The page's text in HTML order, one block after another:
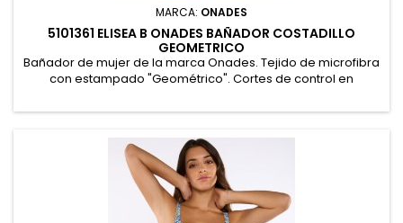
MARCA: ONADES
5101361 ELISEA B ONADES BAÑADOR COSTADILLO
GEOMETRICO
Bañador de mujer de la marca Onades. Tejido de microfibra
con estampado "Geométrico". Cortes de control en
sin aros, forro de control en interior completo y tirantes
Elastano